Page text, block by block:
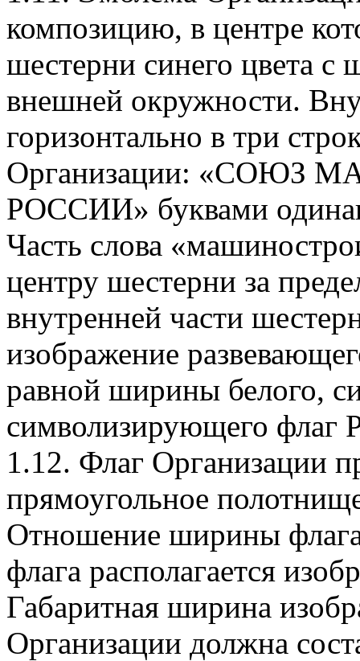
композицию, в центре
шестерни синего цвета с
внешней окружности.
горизонтально в три
Организации: «СОЮЗ
РОССИИ» буквами
Часть слова
центру шестерни за
внутренней части
изображение
равной ширины белого,
символизирующего флаг
1.12. Флаг Организации
прямоугольное
Отношение ширины
флага располагается
Габаритная ширина
Организации должна